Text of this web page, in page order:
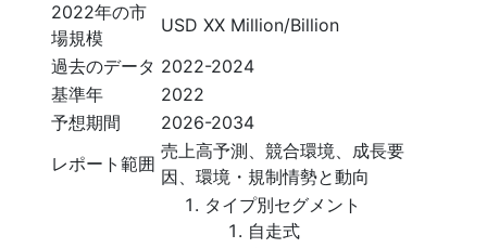
2022年の市
場規模
USD XX Million/Billion
過去のデータ 2022-2024
基準年
2022
予想期間
2026-2034
レポート範囲
売上高予測、競合環境、成長要
因、環境・規制情勢と動向
タイプ別セグメント
自走式